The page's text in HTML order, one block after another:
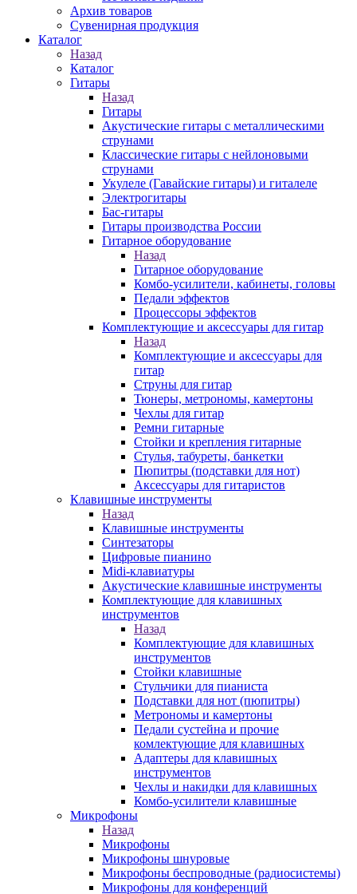
Архив товаров
Сувенирная продукция
Каталог
Назад
Каталог
Гитары
Назад
Гитары
Акустические гитары с металлическими
струнами
Классические гитары с нейлоновыми
струнами
Укулеле (Гавайские гитары) и гиталеле
Электрогитары
Бас-гитары
Гитары производства России
Гитарное оборудование
Назад
Гитарное оборудование
Комбо-усилители, кабинеты, головы
Педали эффектов
Процессоры эффектов
Комплектующие и аксессуары для гитар
Назад
Комплектующие и аксессуары для
гитар
Струны для гитар
Тюнеры, метрономы, камертоны
Чехлы для гитар
Ремни гитарные
Стойки и крепления гитарные
Стулья, табуреты, банкетки
Пюпитры (подставки для нот)
Аксессуары для гитаристов
Клавишные инструменты
Назад
Клавишные инструменты
Синтезаторы
Цифровые пианино
Midi-клавиатуры
Акустические клавишные инструменты
Комплектующие для клавишных
инструментов
Назад
Комплектующие для клавишных
инструментов
Стойки клавишные
Стульчики для пианиста
Подставки для нот (пюпитры)
Метрономы и камертоны
Педали сустейна и прочие
комлектующие для клавишных
Адаптеры для клавишных
инструментов
Чехлы и накидки для клавишных
Комбо-усилители клавишные
Микрофоны
Назад
Микрофоны
Микрофоны шнуровые
Микрофоны беспроводные (радиосистемы)
Микрофоны для конференций